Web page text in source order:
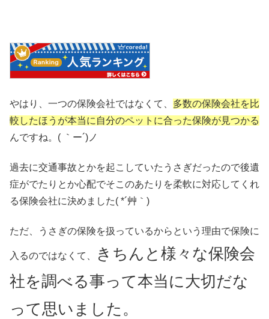
やはり、一つの保険会社ではなくて、 多数の保険会社を比
較したほうが本当に自分のペットに合った保険が見つかる
んですね。( ｀ー´)ノ
過去に交通事故とかを起こしていたうさぎだったので後遺
症がでたりとか心配でそこのあたりを柔軟に対応してくれ
る保険会社に決めました( *´艸｀)
ただ、うさぎの保険を扱っているからという理由で保険に
入るのではなくて、
きちんと様々な保険会
社を調べる事って本当に大切だな
って思いました。